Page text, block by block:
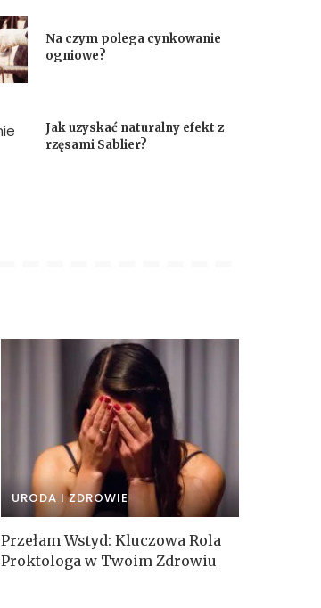
Na czym polega cynkowanie
ogniowe?
Jak uzyskać naturalny efekt z
rzęsami Sablier?
URODA I ZDROWIE
Przełam Wstyd: Kluczowa Rola
Proktologa w Twoim Zdrowiu